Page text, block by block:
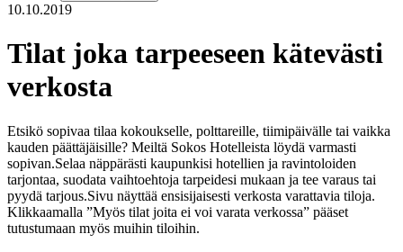
10.10.2019
Tilat joka tarpeeseen kätevästi
verkosta
Etsikö sopivaa tilaa kokoukselle, polttareille, tiimipäivälle tai vaikka
kauden päättäjäisille? Meiltä Sokos Hotelleista löydä varmasti
sopivan.Selaa näppärästi kaupunkisi hotellien ja ravintoloiden
tarjontaa, suodata vaihtoehtoja tarpeidesi mukaan ja tee varaus tai
pyydä tarjous.Sivu näyttää ensisijaisesti verkosta varattavia tiloja.
Klikkaamalla ”Myös tilat joita ei voi varata verkossa” pääset
tutustumaan myös muihin tiloihin.